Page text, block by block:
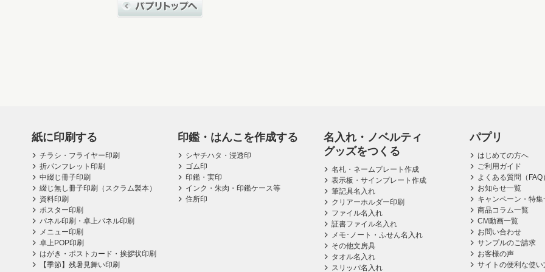
紙に印刷する
チラシ・フライヤー印刷
折パンフレット印刷
中綴じ冊子印刷
綴じ無し冊子印刷（スクラム製本）
資料印刷
ポスター印刷
パネル印刷・卓上パネル印刷
メニュー印刷
卓上POP印刷
はがき・ポストカード・挨拶状印刷
【季節】残暑見舞い印刷
印鑑・はんこを作成する
シヤチハタ・浸透印
ゴム印
印鑑・実印
インク・朱肉・印鑑ケース等
住所印
名入れ・ノベルティ
グッズをつくる
名札・ネームプレート作成
表示板・サインプレート作成
筆記具名入れ
クリアーホルダー印刷
ファイル名入れ
証書ファイル名入れ
メモ･ノート・ふせん名入れ
その他文房具
タオル名入れ
スリッパ名入れ
パプリ
はじめての方へ
ご利用ガイド
よくある質問（FAQ
お知らせ一覧
キャンペーン・特集
商品コラム一覧
CM動画一覧
お問い合わせ
サンプルのご請求
お客様の声
サイトの便利な使い